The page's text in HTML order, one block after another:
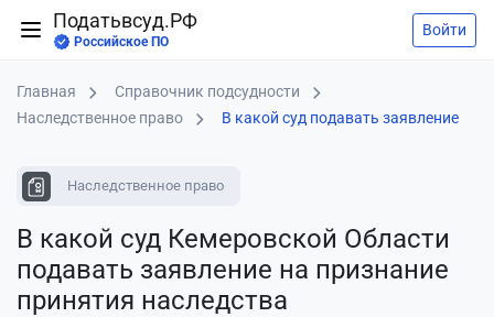
Податьвсуд.РФ
Российское ПО
Войти
Главная
Справочник подсудности
Наследственное право
В какой суд подавать заявление
Наследственное право
В какой суд Кемеровской Области
подавать заявление на признание
принятия наследства